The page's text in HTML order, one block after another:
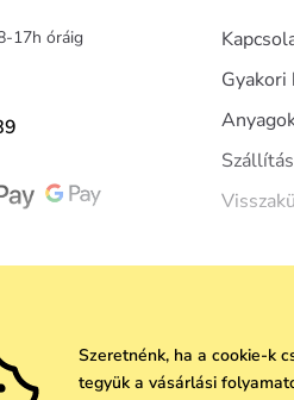
17h óráig
Gyakori
Szeretnénk, ha a cookie-k
tegyük a vásárlási